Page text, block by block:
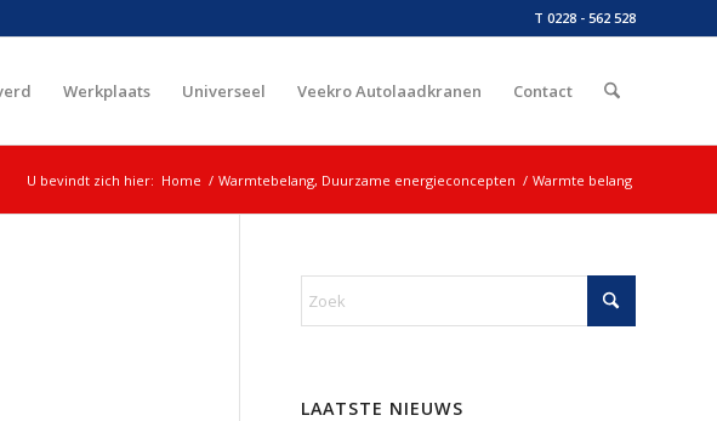
T 0228 - 562 528
Werkplaats Universeel Veekro Autolaadkranen Contact
U bevindt zich hier: Home / Warmtebelang, Duurzame energieconcepten / Warmte belang
LAATSTE NIEUWS